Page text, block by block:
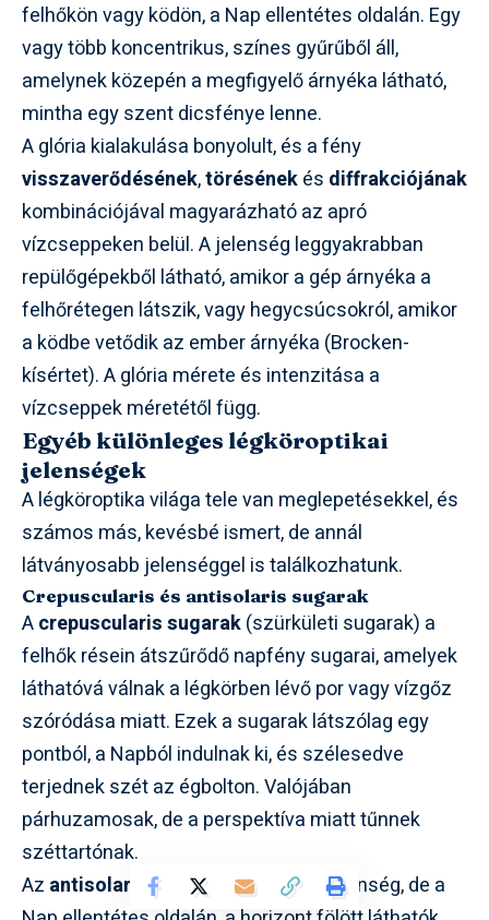
felhőkön vagy ködön, a Nap ellentétes oldalán. Egy
vagy több koncentrikus, színes gyűrűből áll,
amelynek közepén a megfigyelő árnyéka látható,
mintha egy szent dicsfénye lenne.
A glória kialakulása bonyolult, és a fény
visszaverődésének,törésénekés diffrakciójának
kombinációjával magyarázható az apró
vízcseppeken belül. A jelenség leggyakrabban
repülőgépekből látható, amikor a gép árnyéka a
felhőrétegen látszik, vagy hegycsúcsokról, amikor
a ködbe vetődik az ember árnyéka (Brocken-
kísértet). A glória mérete és intenzitása a
vízcseppek méretétől függ.
Egyéb különleges légköroptikai
jelenségek
A légköroptika világa tele van meglepetésekkel, és
számos más, kevésbé ismert, de annál
látványosabb jelenséggel is találkozhatunk.
Crepuscularis és antisolaris sugarak
Acrepuscularis sugarak(szürkületi sugarak) a
felhők résein átszűrődő napfény sugarai, amelyek
láthatóvá válnak a légkörben lévő por vagy vízgőz
szóródása miatt. Ezek a sugarak látszólag egy
pontból, a Napból indulnak ki, és szélesedve
terjednek szét az égbolton. Valójában
párhuzamosak, de a perspektíva miatt tűnnek
széttartónak.
Az antisolaris sugarak
ugyanez a jelenség, de a